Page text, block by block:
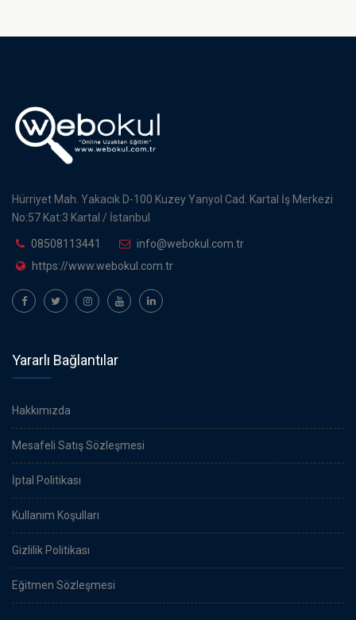
Hürriyet Mah. Yakacık D-100 Kuzey Yanyol Cad. Kartal İş Merkezi
No:57 Kat:3 Kartal / İstanbul
08508113441
info@webokul.com.tr
https://www.webokul.com.tr
Yararlı Bağlantılar
Hakkımızda
Mesafeli Satış Sözleşmesi
İptal Politikası
Kullanım Koşulları
Gizlilik Politikası
Eğitmen Sözleşmesi